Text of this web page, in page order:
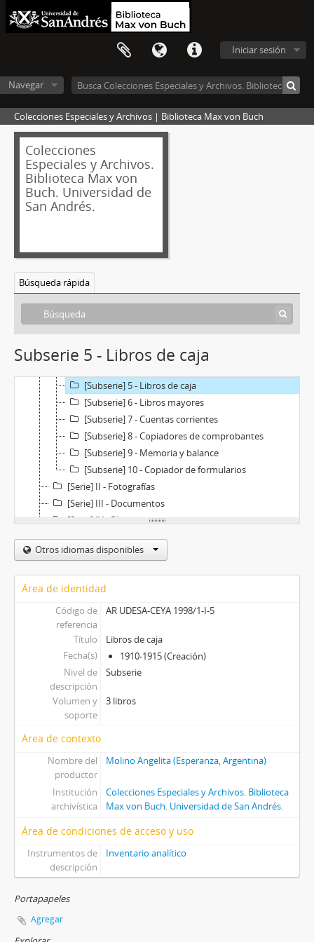
Iniciar sesión
Navegar
Colecciones Especiales y Archivos | Biblioteca Max von Buch
Colecciones
Especiales y Archivos.
Biblioteca Max von
Buch. Universidad de
San Andrés.
Búsqueda rápida
Subserie 5 - Libros de caja
[Fondo] 1998/1 -
[Serie] I - Registros contables
[Subserie] 1 - Inventario
[Subserie] 2 - Copiadores de cartas
[Subserie] 3 - Libro diario
[Subserie] 4 - Libros de ventas
[Subserie] 5 - Libros de caja
[Subserie] 6 - Libros mayores
[Subserie] 7 - Cuentas corrientes
[Subserie] 8 - Copiadores de comprobantes
[Subserie] 9 - Memoria y balance
[Subserie] 10 - Copiador de formularios
[Serie] II - Fotografías
[Serie] III - Documentos
[Serie] IV - Planos
Otros idiomas disponibles
Área de identidad
Código de
referencia
AR UDESA-CEYA 1998/1-I-5
Título
Libros de caja
Fecha(s)
1910-1915 (Creación)
Nivel de
descripción
Subserie
Volumen y
soporte
3 libros
Área de contexto
Nombre del
productor
Molino Angelita (Esperanza, Argentina)
Institución
archivística
Colecciones Especiales y Archivos. Biblioteca
Max von Buch. Universidad de San Andrés.
Área de condiciones de acceso y uso
Instrumentos de
descripción
Inventario analítico
Portapapeles
Agregar